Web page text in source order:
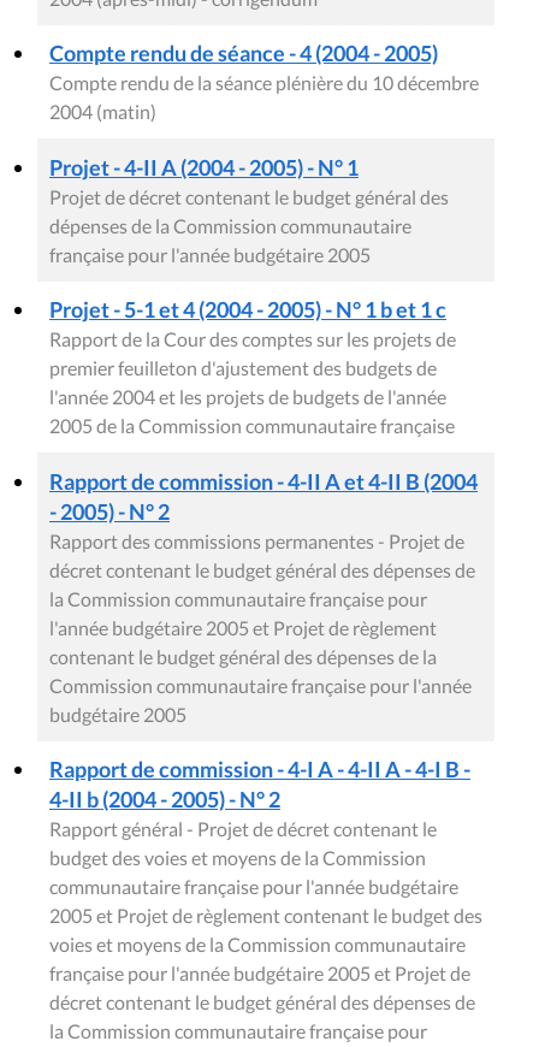
Compte rendu de séance - 4 (2004 - 2005)
Compte rendu de la séance plénière du 10 décembre
2004 (matin)
Projet - 4-II A (2004 - 2005) - N° 1
Projet de décret contenant le budget général des
dépenses de la Commission communautaire
française pour l'année budgétaire 2005
Projet - 5-1 et 4 (2004 - 2005) - N° 1 b et 1 c
Rapport de la Cour des comptes sur les projets de
premier feuilleton d'ajustement des budgets de
l'année 2004 et les projets de budgets de l'année
2005 de la Commission communautaire française
Rapport de commission - 4-II A et 4-II B (2004
- 2005) - N° 2
Rapport des commissions permanentes - Projet de
décret contenant le budget général des dépenses de
la Commission communautaire française pour
l'année budgétaire 2005 et Projet de règlement
contenant le budget général des dépenses de la
Commission communautaire française pour l'année
budgétaire 2005
Rapport de commission - 4-I A - 4-II A - 4-I B -
4-II b (2004 - 2005) - N° 2
Rapport général - Projet de décret contenant le
budget des voies et moyens de la Commission
communautaire française pour l'année budgétaire
2005 et Projet de règlement contenant le budget des
voies et moyens de la Commission communautaire
française pour l'année budgétaire 2005 et Projet de
décret contenant le budget général des dépenses de
la Commission communautaire française pour